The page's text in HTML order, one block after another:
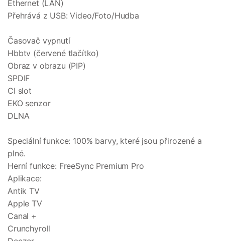
Ethernet (LAN)
Přehrává z USB: Video/Foto/Hudba
Časovač vypnutí
Hbbtv (červené tlačítko)
Obraz v obrazu (PIP)
SPDIF
CI slot
EKO senzor
DLNA
Speciální funkce: 100% barvy, které jsou přirozené a
plné.
Herní funkce: FreeSync Premium Pro
Aplikace:
Antik TV
Apple TV
Canal +
Crunchyroll